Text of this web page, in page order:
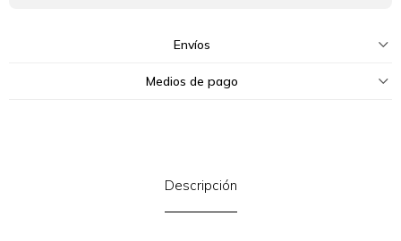
Envíos
Medios de pago
Descripción